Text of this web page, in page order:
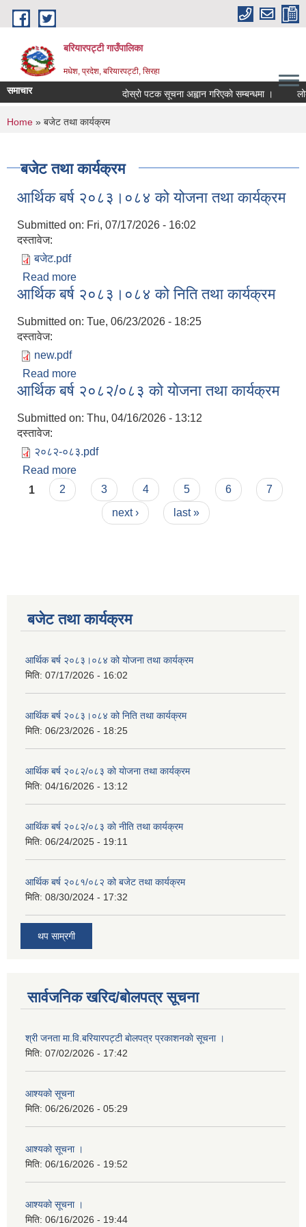
Skip to main content
बरियारपट्टी गाउँपालिका
मधेश, प्रदेश, बरियारपट्टी, सिरहा
समाचार दाेस्राे पटक सूचना अह्वान गरिएकाे सम्बन्धमा । लोक
You are here
Home » बजेट तथा कार्यक्रम
बजेट तथा कार्यक्रम
आर्थिक बर्ष २०८३।०८४ को योजना तथा कार्यक्रम
Submitted on: Fri, 07/17/2026 - 16:02
दस्तावेज:
बजेट.pdf
Read more
आर्थिक बर्ष २०८३।०८४ को निति तथा कार्यक्रम
Submitted on: Tue, 06/23/2026 - 18:25
दस्तावेज:
new.pdf
Read more
आर्थिक बर्ष २०८२/०८३ काे याेजना तथा कार्यक्रम
Submitted on: Thu, 04/16/2026 - 13:12
दस्तावेज:
२०८२-०८३.pdf
Read more
Pages
1 2 3 4 5 6
7
next ›
last »
बजेट तथा कार्यक्रम
आर्थिक बर्ष २०८३।०८४ को योजना तथा कार्यक्रम
मिति: 07/17/2026 - 16:02
आर्थिक बर्ष २०८३।०८४ को निति तथा कार्यक्रम
मिति: 06/23/2026 - 18:25
आर्थिक बर्ष २०८२/०८३ काे याेजना तथा कार्यक्रम
मिति: 04/16/2026 - 13:12
आर्थिक बर्ष २०८२/०८३ काे नीति तथा कार्यक्रम
मिति: 06/24/2025 - 19:11
आर्थिक बर्ष २०८१/०८२ को बजेट तथा कार्यक्रम
मिति: 08/30/2024 - 17:32
थप साम्रगी
सार्वजनिक खरिद/बोलपत्र सूचना
श्री जनता मा.वि.बरियारपट्टी बाेलपत्र प्रकाशनकाे सूचना ।
मिति: 07/02/2026 - 17:42
आश्यकाे सूचना
मिति: 06/26/2026 - 05:29
आश्यकाे सूचना ।
मिति: 06/16/2026 - 19:52
आश्यकाे सूचना ।
मिति: 06/16/2026 - 19:44